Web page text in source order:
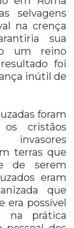
selvagens
na crença
sua
um reino
foi
inútil de
foram
cristãos
terras que
de serem
eram
que
era possível
na prática